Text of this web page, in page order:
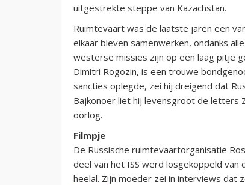
uitgestrekte steppe van Kazachstan.
Ruimtevaart was de laatste jaren een
elkaar bleven samenwerken, ondanks
westerse missies zijn op een laag pitje
Dimitri Rogozin, is een trouwe
sancties oplegde, zei hij dreigend dat
Bajkonoer liet hij levensgroot de letters
oorlog.
Filmpje
De Russische ruimtevaartorganisatie
deel van het ISS werd losgekoppeld
heelal. Zijn moeder zei in interviews dat